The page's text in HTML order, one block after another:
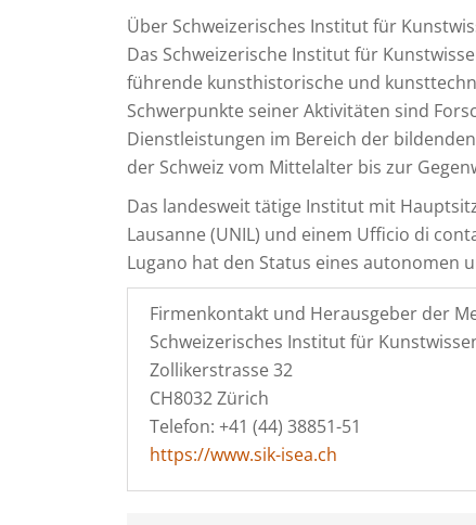
Über Schweizerisches Institut für
Das Schweizerische Institut für
führende kunsthistorische und
Schwerpunkte seiner Aktivitäten sind
Dienstleistungen im Bereich der
der Schweiz vom Mittelalter bis zur
Das landesweit tätige Institut mit
Lausanne (UNIL) und einem Ufficio di
Lugano hat den Status eines
Firmenkontakt und Herausgeber der
Schweizerisches Institut für
Zollikerstrasse 32
CH8032 Zürich
Telefon: +41 (44) 38851-51
https://www.sik-isea.ch